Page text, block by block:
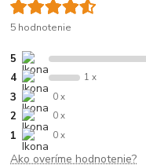
5 hodnotenie
5
4 1 x
3 0 x
2 0 x
1 0 x
Ako overíme hodnotenie?